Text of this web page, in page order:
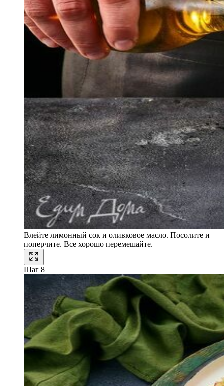
Влейте лимонный сок и оливковое масло. Посолите и
поперчите. Все хорошо перемешайте.
Шаг 8